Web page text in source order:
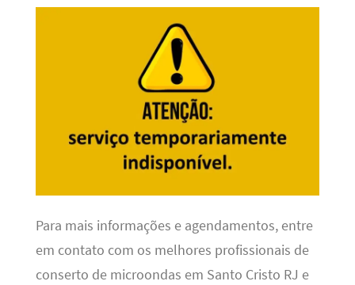
Para mais informações e agendamentos, entre
em contato com os melhores profissionais de
conserto de microondas em Santo Cristo RJ e